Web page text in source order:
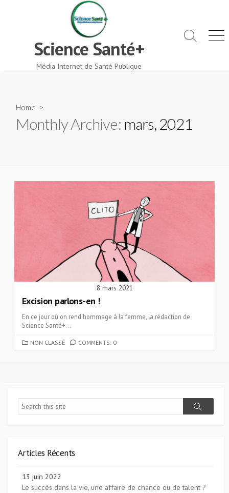
Science Santé+
Média Internet de Santé Publique
Search
Home >
Monthly Archive: mars, 2021
8 mars 2021
Excision parlons-en !
En ce jour où on rend hommage à la femme, la rédaction de
Science Santé+...
CATEGORIES
NON CLASSÉ COMMENTS: 0
Search
Search
Articles Récents
13 juin 2022
Le succès dans la vie, une affaire de chance ou de talent ?